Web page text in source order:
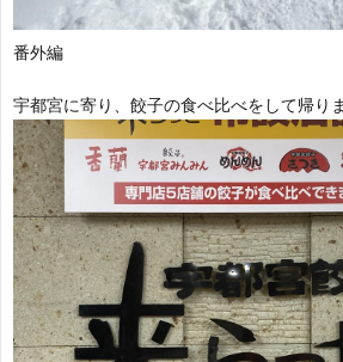
番外編
宇都宮に寄り、餃子の食べ比べをして帰り